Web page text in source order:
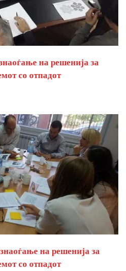
на решенија за
со отпадот
на решенија за
со отпадот